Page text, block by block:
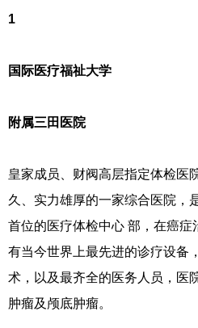
1
国际医疗福祉大学
附属三田医院
皇家成员、财阀高层指定体检医
久、实力雄厚的一家综合医院，
首位的医疗体检中心 部，在癌症
有当今世界上最先进的诊疗设备
术，以及最齐全的医务人员，医
肿瘤及颅底肿瘤。